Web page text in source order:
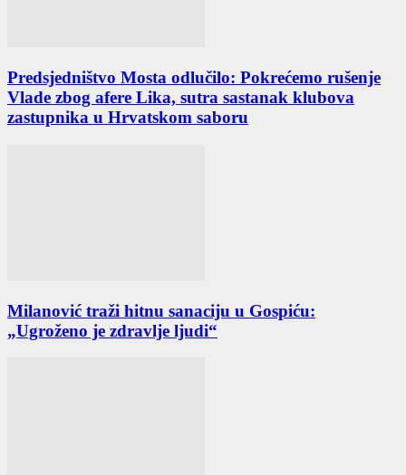
Predsjedništvo Mosta odlučilo: Pokrećemo rušenje
Vlade zbog afere Lika, sutra sastanak klubova
zastupnika u Hrvatskom saboru
Milanović traži hitnu sanaciju u Gospiću:
„Ugroženo je zdravlje ljudi“